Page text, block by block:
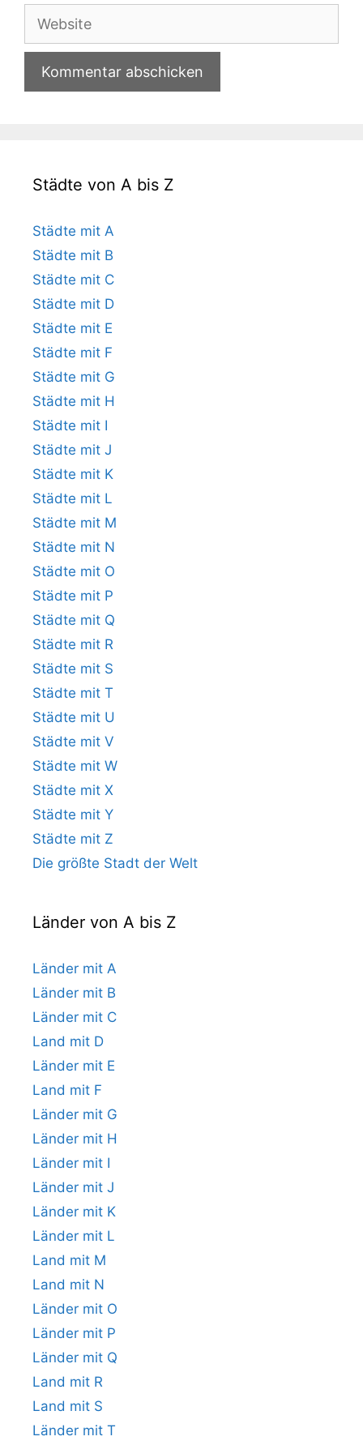
Adresse
Website
Städte von A bis Z
Städte mit A
Städte mit B
Städte mit C
Städte mit D
Städte mit E
Städte mit F
Städte mit G
Städte mit H
Städte mit I
Städte mit J
Städte mit K
Städte mit L
Städte mit M
Städte mit N
Städte mit O
Städte mit P
Städte mit Q
Städte mit R
Städte mit S
Städte mit T
Städte mit U
Städte mit V
Städte mit W
Städte mit X
Städte mit Y
Städte mit Z
Die größte Stadt der Welt
Länder von A bis Z
Länder mit A
Länder mit B
Länder mit C
Land mit D
Länder mit E
Land mit F
Länder mit G
Länder mit H
Länder mit I
Länder mit J
Länder mit K
Länder mit L
Land mit M
Land mit N
Länder mit O
Länder mit P
Länder mit Q
Land mit R
Land mit S
Länder mit T